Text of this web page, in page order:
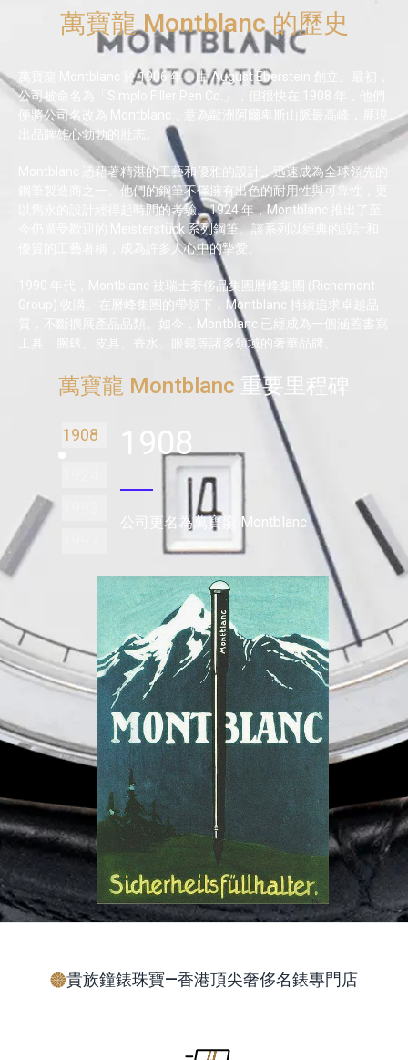
萬寶龍 Montblanc 的歷史
萬寶龍 Montblanc 於 1906 年，由 August Eberstein 創立。最初，
公司被命名為「Simplo Filler Pen Co.」，但很快在 1908 年，他們
便將公司名改為 Montblanc，意為歐洲阿爾卑斯山脈最高峰，展現
出品牌雄心勃勃的壯志。
Montblanc 憑藉著精湛的工藝和優雅的設計，迅速成為全球領先的
鋼筆製造商之一。他們的鋼筆不僅擁有出色的耐用性與可靠性，更
以雋永的設計經得起時間的考驗。1924 年，Montblanc 推出了至
今仍廣受歡迎的 Meisterstück 系列鋼筆。該系列以經典的設計和
優質的工藝著稱，成為許多人心中的摯愛。
1990 年代，Montblanc 被瑞士奢侈品集團曆峰集團 (Richemont
Group) 收購。在曆峰集團的帶領下，Montblanc 持續追求卓越品
質，不斷擴展產品品類。如今，Montblanc 已經成為一個涵蓋書寫
工具、腕錶、皮具、香水、眼鏡等諸多領域的奢華品牌。
萬寶龍 Montblanc 重要里程碑
1908 1908
公司更名為萬寶龍 Montblanc
貴族鐘錶珠寶—香港頂尖奢侈名錶專門店